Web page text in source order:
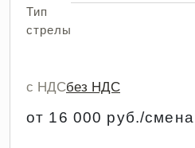
Тип
стрелы
с НДСбез НДС
от 16 000 руб./смена